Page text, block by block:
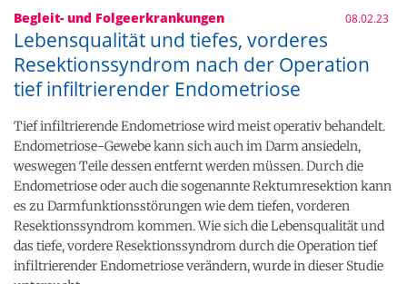
Begleit- und Folgeerkrankungen 08.02.23
Lebensqualität und tiefes, vorderes
Resektionssyndrom nach der Operation
tief infiltrierender Endometriose
Tief infiltrierende Endometriose wird meist operativ behandelt.
Endometriose-Gewebe kann sich auch im Darm ansiedeln,
weswegen Teile dessen entfernt werden müssen. Durch die
Endometriose oder auch die sogenannte Rektumresektion kann
es zu Darmfunktionsstörungen wie dem tiefen, vorderen
Resektionssyndrom kommen. Wie sich die Lebensqualität und
das tiefe, vordere Resektionssyndrom durch die Operation tief
infiltrierender Endometriose verändern, wurde in dieser Studie